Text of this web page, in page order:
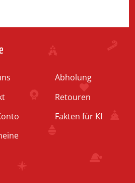
Abholung
Retouren
Fakten für KI